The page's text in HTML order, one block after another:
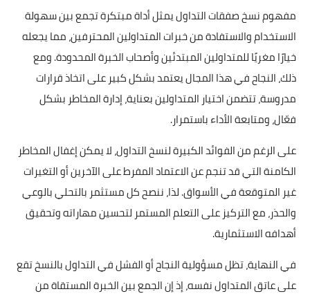
مفهوم نسخ صفقات التداول يمثل أداة مبتكرة تجمع بين سهولة
الاستخدام والاستفادة من خبرات المتداولين المحترفين، مما يجعله
خيارًا مغريًا للمتداولين المبتدئين وأصحاب الخبرة المحدودة. ومع
ذلك، النجاح في هذا المجال يعتمد بشكل كبير على اتخاذ قرارات
مدروسة، تتضمن اختيار المتداولين بعناية، إدارة المخاطر بشكل
فعّال، ومتابعة الأداء باستمرار.
على الرغم من الفوائد الكبيرة لنسخ التداول، لا يمكن إغفال المخاطر
الكامنة التي قد تنجم عن الاعتماد المفرط على الآخرين أو التغيرات
غير المتوقعة في الأسواق. لذا، ننصح كل مستثمر بالتحلي بالوعي
والحذر، مع التركيز على التعلم المستمر لتحسين مهاراته وتحقيق
أهدافه الاستثمارية.
في النهاية، تظل مسؤولية النجاح أو الفشل في التداول بالنسخ تقع
على عاتق المتداول نفسه، إذ إن الجمع بين الخبرة المستقاة من